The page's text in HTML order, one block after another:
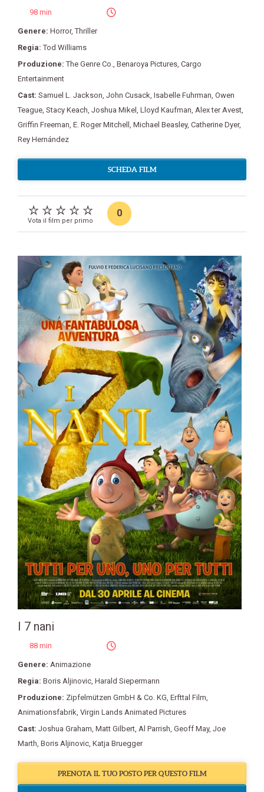
98 min
Genere: Horror,Thriller
Regia:Tod Williams
Produzione:The Genre Co. Benaroya Pictures Cargo
Entertainment
Cast: Samuel L. Jackson John Cusack Isabelle Fuhrman Owen
Teague Stacy Keach Joshua Mikel Lloyd Kaufman Alex ter Avest
Griffin Freeman E. Roger Mitchell Michael Beasley, Catherine Dyer,
Rey Hernández
SCHEDA FILM
Vota il film per primo
0
I 7 nani
88 min
Genere: Animazione
Regia: Boris Aljinovic, Harald Siepermann
Produzione: Zipfelmützen GmbH & Co. KG, Erfttal Film,
Animationsfabrik, Virgin Lands Animated Pictures
Cast: Joshua Graham, Matt Gilbert, Al Parrish, Geoff May, Joe
Marth, Boris Aljinovic, Katja Bruegger
PRENOTA IL TUO POSTO PER QUESTO FILM